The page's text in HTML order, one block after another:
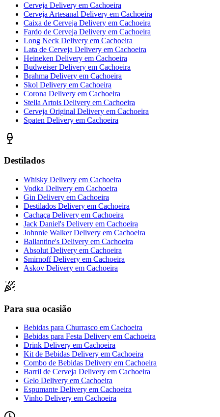
Cerveja Delivery em Cachoeira
Cerveja Artesanal Delivery em Cachoeira
Caixa de Cerveja Delivery em Cachoeira
Fardo de Cerveja Delivery em Cachoeira
Long Neck Delivery em Cachoeira
Lata de Cerveja Delivery em Cachoeira
Heineken Delivery em Cachoeira
Budweiser Delivery em Cachoeira
Brahma Delivery em Cachoeira
Skol Delivery em Cachoeira
Corona Delivery em Cachoeira
Stella Artois Delivery em Cachoeira
Cerveja Original Delivery em Cachoeira
Spaten Delivery em Cachoeira
Destilados
Whisky Delivery em Cachoeira
Vodka Delivery em Cachoeira
Gin Delivery em Cachoeira
Destilados Delivery em Cachoeira
Cachaça Delivery em Cachoeira
Jack Daniel's Delivery em Cachoeira
Johnnie Walker Delivery em Cachoeira
Ballantine's Delivery em Cachoeira
Absolut Delivery em Cachoeira
Smirnoff Delivery em Cachoeira
Askov Delivery em Cachoeira
Para sua ocasião
Bebidas para Churrasco em Cachoeira
Bebidas para Festa Delivery em Cachoeira
Drink Delivery em Cachoeira
Kit de Bebidas Delivery em Cachoeira
Combo de Bebidas Delivery em Cachoeira
Barril de Cerveja Delivery em Cachoeira
Gelo Delivery em Cachoeira
Espumante Delivery em Cachoeira
Vinho Delivery em Cachoeira